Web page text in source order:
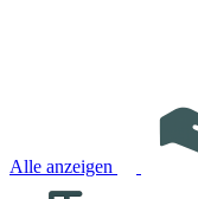
Alle anzeigen